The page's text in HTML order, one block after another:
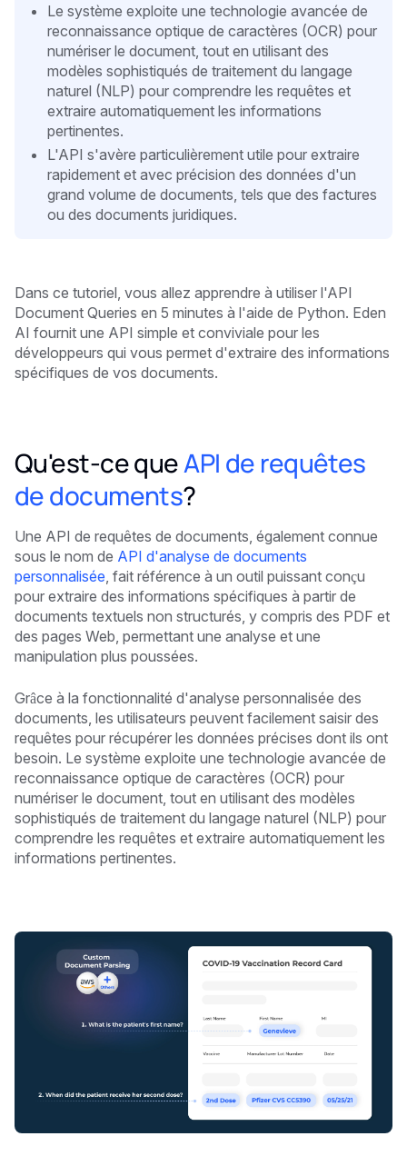
Le système exploite une technologie avancée de
reconnaissance optique de caractères (OCR) pour
numériser le document, tout en utilisant des
modèles sophistiqués de traitement du langage
naturel (NLP) pour comprendre les requêtes et
extraire automatiquement les informations
pertinentes.
L'API s'avère particulièrement utile pour extraire
rapidement et avec précision des données d'un
grand volume de documents, tels que des factures
ou des documents juridiques.
Dans ce tutoriel, vous allez apprendre à utiliser l'API
Document Queries en 5 minutes à l'aide de Python. Eden
AI fournit une API simple et conviviale pour les
développeurs qui vous permet d'extraire des informations
spécifiques de vos documents.
Qu'est-ce queAPI de requêtes
de documents?
Une API de requêtes de documents, également connue
sous le nom de API d'analyse de documents
personnalisée , fait référence à un outil puissant conçu
pour extraire des informations spécifiques à partir de
documents textuels non structurés, y compris des PDF et
des pages Web, permettant une analyse et une
manipulation plus poussées.
Grâce à la fonctionnalité d'analyse personnalisée des
documents, les utilisateurs peuvent facilement saisir des
requêtes pour récupérer les données précises dont ils ont
besoin. Le système exploite une technologie avancée de
reconnaissance optique de caractères (OCR) pour
numériser le document, tout en utilisant des modèles
sophistiqués de traitement du langage naturel (NLP) pour
comprendre les requêtes et extraire automatiquement les
informations pertinentes.